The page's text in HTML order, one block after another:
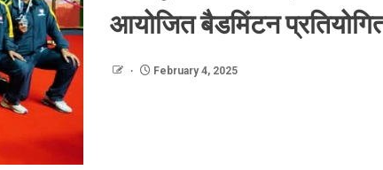
आयोजित बैडमिंटन
February 4, 2025